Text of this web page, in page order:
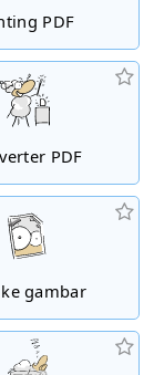
PDF
PDF
ke gambar